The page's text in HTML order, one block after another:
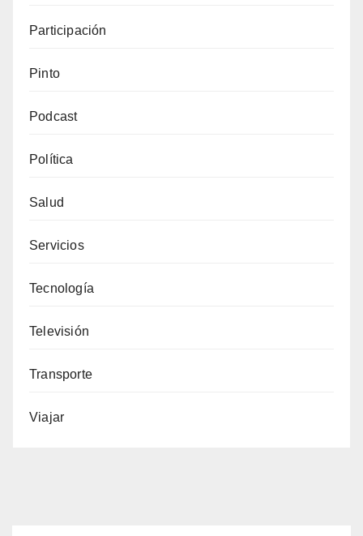
Participación
Pinto
Podcast
Política
Salud
Servicios
Tecnología
Televisión
Transporte
Viajar